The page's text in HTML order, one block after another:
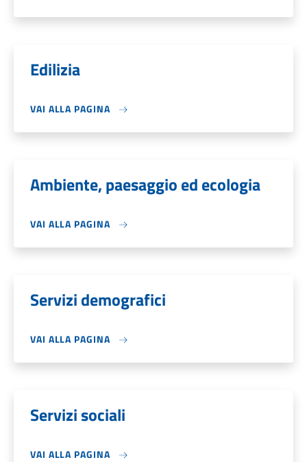
Edilizia
VAI ALLA PAGINA
Ambiente, paesaggio ed ecologia
VAI ALLA PAGINA
Servizi demografici
VAI ALLA PAGINA
Servizi sociali
VAI ALLA PAGINA